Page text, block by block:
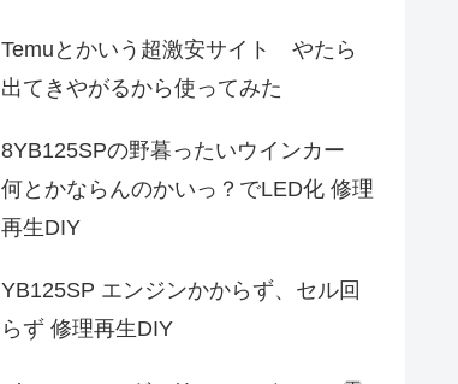
Temuとかいう超激安サイト やたら
出てきやがるから使ってみた
8YB125SPの野暮ったいウインカー
何とかならんのかいっ？でLED化 修理
再生DIY
YB125SP エンジンかからず、セル回
らず 修理再生DIY